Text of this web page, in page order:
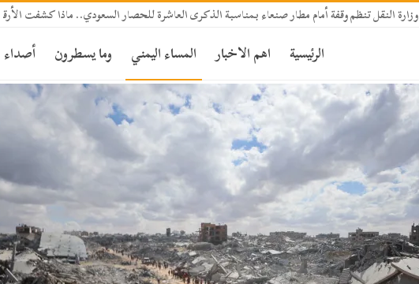
وزارة النقل تنظم وقفة أمام مطار صنعاء بمناسبة الذكرى العاشرة للحصار السعودي.. ماذا كشفت الأرقام؟
الرئيسية اهم الاخبار المساء اليمني وما يسطرون أصداء